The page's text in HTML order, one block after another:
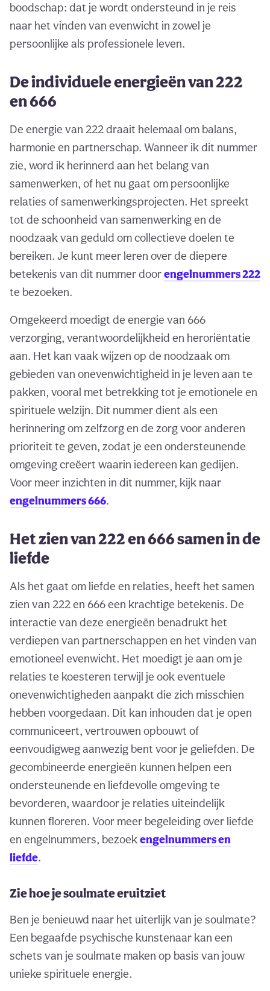
boodschap: dat je wordt ondersteund in je reis
naar het vinden van evenwicht in zowel je
persoonlijke als professionele leven.
De individuele energieën van 222
en 666
De energie van 222 draait helemaal om balans,
harmonie en partnerschap. Wanneer ik dit nummer
zie, word ik herinnerd aan het belang van
samenwerken, of het nu gaat om persoonlijke
relaties of samenwerkingsprojecten. Het spreekt
tot de schoonheid van samenwerking en de
noodzaak van geduld om collectieve doelen te
bereiken. Je kunt meer leren over de diepere
betekenis van dit nummer doorengelnummers 222
te bezoeken.
Omgekeerd moedigt de energie van 666
verzorging, verantwoordelijkheid en heroriëntatie
aan. Het kan vaak wijzen op de noodzaak om
gebieden van onevenwichtigheid in je leven aan te
pakken, vooral met betrekking tot je emotionele en
spirituele welzijn. Dit nummer dient als een
herinnering om zelfzorg en de zorg voor anderen
prioriteit te geven, zodat je een ondersteunende
omgeving creëert waarin iedereen kan gedijen.
Voor meer inzichten in dit nummer, kijk naar
engelnummers 666.
Het zien van 222 en 666 samen in de
liefde
Als het gaat om liefde en relaties, heeft het samen
zien van 222 en 666 een krachtige betekenis. De
interactie van deze energieën benadrukt het
verdiepen van partnerschappen en het vinden van
emotioneel evenwicht. Het moedigt je aan om je
relaties te koesteren terwijl je ook eventuele
onevenwichtigheden aanpakt die zich misschien
hebben voorgedaan. Dit kan inhouden dat je open
communiceert, vertrouwen opbouwt of
eenvoudigweg aanwezig bent voor je geliefden. De
gecombineerde energieën kunnen helpen een
ondersteunende en liefdevolle omgeving te
bevorderen, waardoor je relaties uiteindelijk
kunnen floreren. Voor meer begeleiding over liefde
en engelnummers, bezoekengelnummers en
liefde.
Zie hoe je soulmate eruitziet
Ben je benieuwd naar het uiterlijk van je soulmate?
Een begaafde psychische kunstenaar kan een
schets van je soulmate maken op basis van jouw
unieke spirituele energie.